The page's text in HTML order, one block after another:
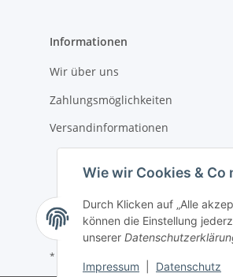
Informationen
Wir über uns
Zahlungsmöglichkeiten
Versandinformationen
* Alle Preise inkl. gesetzlicher USt., zzgl.
Wie wir Cookies & Co
Durch Klicken auf „Alle
können die Einstellung
unserer
Impressum Datenschutz